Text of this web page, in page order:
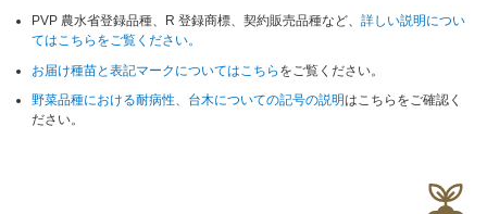
PVP 農水省登録品種、R 登録商標、契約販売品種など、詳しい説明につい
てはこちらをご覧ください。
お届け種苗と表記マークについてはこちら をご覧ください。
野菜品種における耐病性、台木についての記号の説明はこちらをご確認く
ださい。